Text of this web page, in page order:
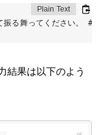
振る舞ってください。 #
結果は以下のよう